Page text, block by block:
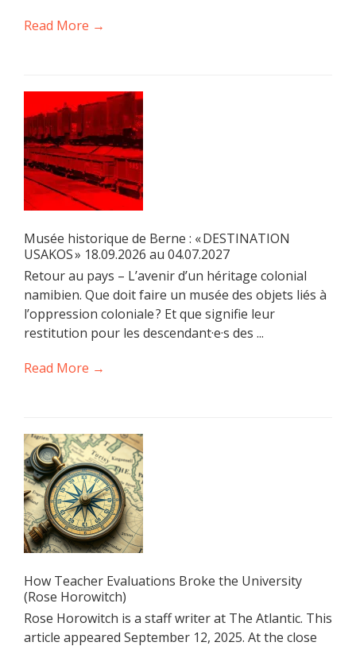
Read More →
Musée historique de Berne : « DESTINATION
USAKOS » 18.09.2026 au 04.07.2027
Retour au pays – L’avenir d’un héritage colonial
namibien. Que doit faire un musée des objets liés à
l’oppression coloniale ? Et que signifie leur
restitution pour les descendant·e·s des ...
Read More →
How Teacher Evaluations Broke the University
(Rose Horowitch)
Rose Horowitch is a staff writer at The Atlantic. This
article appeared September 12, 2025. At the close